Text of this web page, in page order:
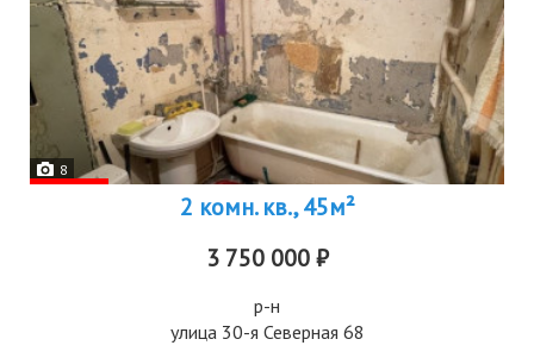
8
2 комн. кв., 45м²
3 750 000 ₽
р-н
улица 30-я Северная 68